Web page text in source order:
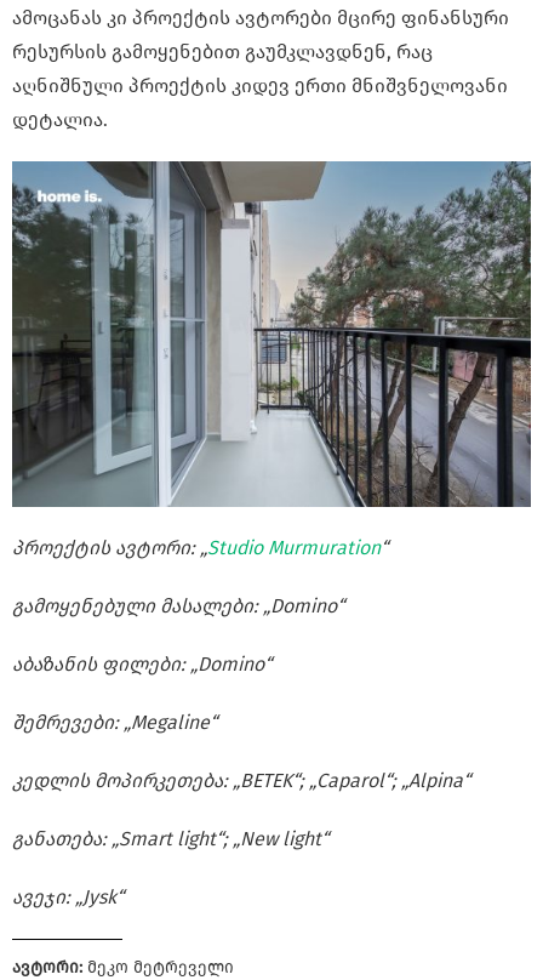
ამოცანას კი პროექტის ავტორები მცირე ფინანსური
რესურსის გამოყენებით გაუმკლავდნენ, რაც
აღნიშნული პროექტის კიდევ ერთი მნიშვნელოვანი
დეტალია.
პროექტის ავტორი: „Studio Murmuration“
გამოყენებული მასალები: „Domino“
აბაზანის ფილები: „Domino“
შემრევები: „Megaline“
კედლის მოპირკეთება: „BETEK“; „Caparol“; „Alpina“
განათება: „Smart light“; „New light“
ავეჯი: „Jysk“
ავტორი: მეკო მეტრეველი